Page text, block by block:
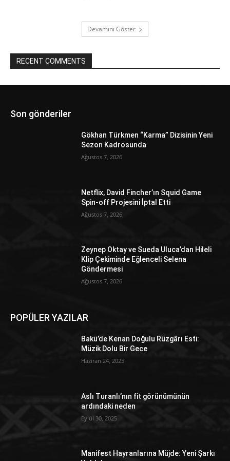
Devamını Göster
RECENT COMMENTS
Son gönderiler
Gökhan Türkmen “Karma” Dizisinin Yeni
Sezon Kadrosunda
Ağustos 7, 2026
Netflix, David Fincher’ın Squid Game
Spin-off Projesini İptal Etti
Ağustos 7, 2026
Zeynep Oktay ve Sueda Uluca’dan Hileli
Klip Çekiminde Eğlenceli Selena
Göndermesi
Ağustos 7, 2026
POPÜLER YAZILAR
Bakü’de Kenan Doğulu Rüzgârı Esti:
Müzik Dolu Bir Gece
Haziran 24, 2025
Aslı Turanlı’nın fit görünümünün
ardındaki neden
Eylül 30, 2025
Manifest Hayranlarına Müjde: Yeni Şarkı